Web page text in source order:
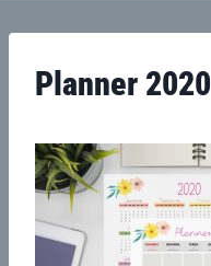
Planner 2020